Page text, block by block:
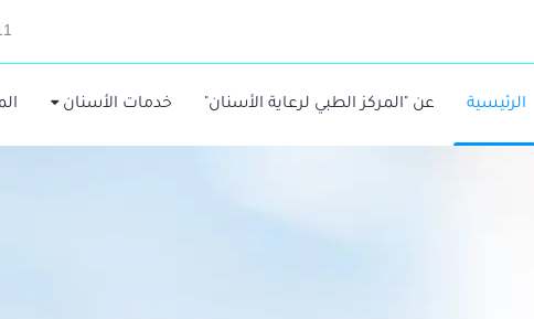
الرئيسية عن "المركز الطبي لرعاية الأسنان" خدمات الأسنان